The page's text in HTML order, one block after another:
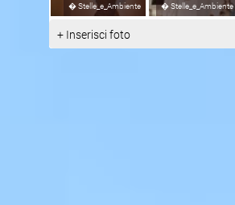
�Stelle_e_Ambiente �Stelle_e_Ambiente
+ Inserisci foto